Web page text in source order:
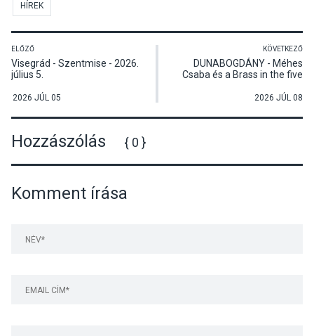
HÍREK
ELŐZŐ
Visegrád - Szentmise - 2026.
július 5.
2026 JÚL 05
KÖVETKEZŐ
DUNABOGDÁNY - Méhes
Csaba és a Brass in the five
2026 JÚL 08
Hozzászólás { 0 }
Komment írása